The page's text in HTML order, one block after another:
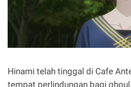
Hinami telah tinggal di Cafe
tempat perlindungan bagi